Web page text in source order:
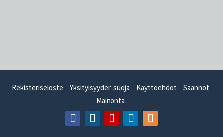
Rekisteriseloste Yksityisyyden suoja Käyttöehdot
Säännöt
Mainonta